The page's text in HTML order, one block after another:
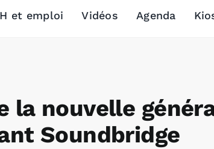
et emploi Vidéos Agenda
la nouvelle
Soundbridge